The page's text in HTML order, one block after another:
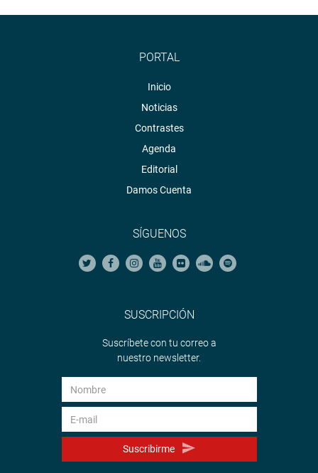
PORTAL
Inicio
Noticias
Contrastes
Agenda
Editorial
Damos Cuenta
SÍGUENOS
SUSCRIPCIÓN
Suscríbete con tu correo a
nuestro newsletter.
Suscribirme